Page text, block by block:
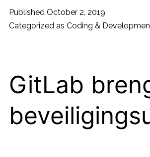
Published October 2, 2019
Categorized as Coding &
GitLab